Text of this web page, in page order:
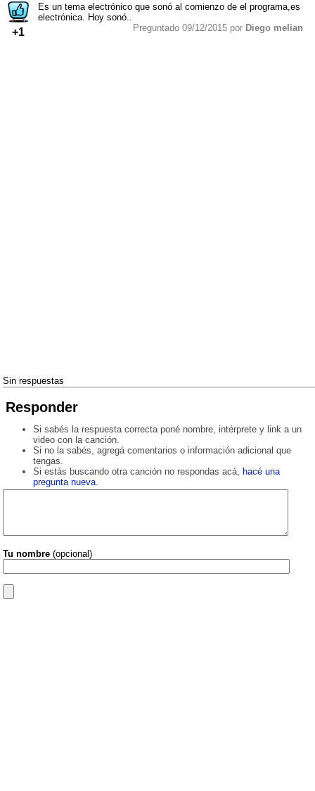
+1
Es un tema electrónico que sonó al comienzo de el programa,es
electrónica. Hoy sonó..
Preguntado 09/12/2015 por Diego melian
Sin respuestas
Responder
Si sabés la respuesta correcta poné nombre, intérprete y link a un
video con la canción.
Si no la sabés, agregá comentarios o información adicional que
tengas.
Si estás buscando otra canción no respondas acá, hacé una
pregunta nueva.
Tu nombre (opcional)